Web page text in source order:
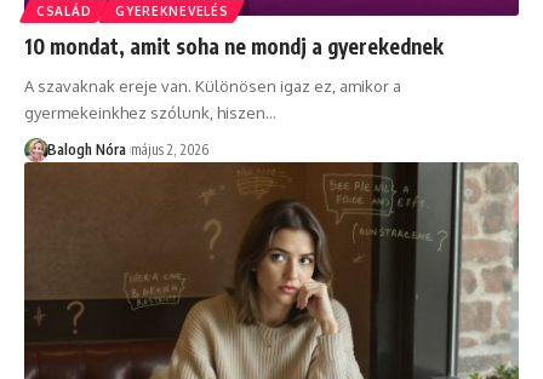
CSALÁD GYEREKNEVELÉS
10 mondat, amit soha ne mondj a gyerekednek
A szavaknak ereje van. Különösen igaz ez, amikor a
gyermekeinkhez szólunk, hiszen…
Balogh Nóra május 2, 2026